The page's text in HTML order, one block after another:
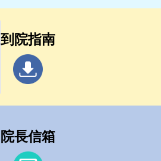
到院指南
院長信箱